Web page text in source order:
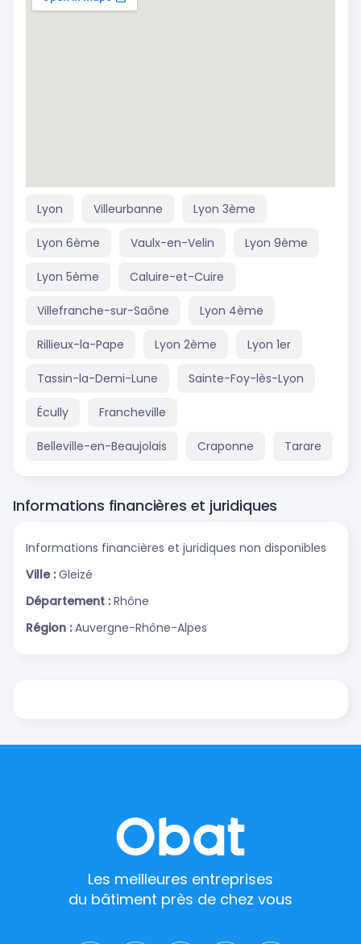
Lyon Villeurbanne Lyon 3ème
Lyon 6ème Vaulx-en-Velin Lyon 9ème
Lyon 5ème Caluire-et-Cuire
Villefranche-sur-Saône Lyon 4ème
Rillieux-la-Pape Lyon 2ème Lyon 1er
Tassin-la-Demi-Lune Sainte-Foy-lès-Lyon
Écully Francheville
Belleville-en-Beaujolais Craponne Tarare
Informations financières et juridiques
Informations financières et juridiques non disponibles
Ville : Gleizé
Département : Rhône
Région : Auvergne-Rhône-Alpes
Les meilleures entreprises
du bâtiment près de chez vous